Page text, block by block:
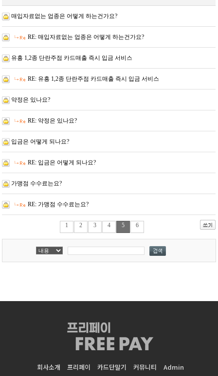
매입자료없는 업종은 어떻게 하는건가요?
RE: 매입자료없는 업종은 어떻게 하는건가요?
유흥 1,2종 단란주점 카드매출 즉시 입금 서비스
RE: 유흥 1,2종 단란주점 카드매출 즉시 입금 서비스
약정은 있나요?
RE: 약정은 있나요?
입금은 어떻게 되나요?
RE: 입금은 어떻게 되나요?
가맹점 수수료는요?
RE: 가맹점 수수료는요?
1 2 3 4 5 6
회사소개 프리페이 카드단말기 커뮤니티 Admin